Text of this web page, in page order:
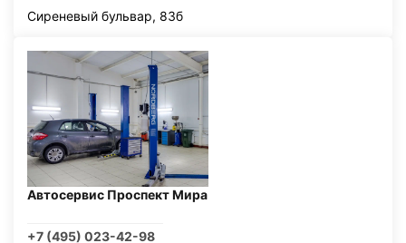
Сиреневый бульвар, 83б
Автосервис Проспект Мира
+7 (495) 023-42-98